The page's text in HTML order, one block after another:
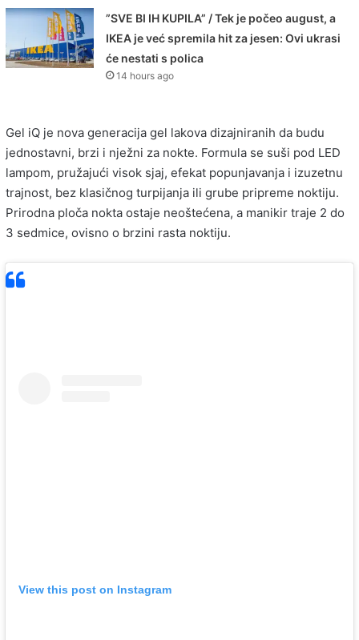
”SVE BI IH KUPILA” / Tek je počeo august, a
IKEA je već spremila hit za jesen: Ovi ukrasi
će nestati s polica
14 hours ago
Gel iQ je nova generacija gel lakova dizajniranih da budu
jednostavni, brzi i nježni za nokte. Formula se suši pod LED
lampom, pružajući visok sjaj, efekat popunjavanja i izuzetnu
trajnost, bez klasičnog turpijanja ili grube pripreme noktiju.
Prirodna ploča nokta ostaje neoštećena, a manikir traje 2 do
3 sedmice, ovisno o brzini rasta noktiju.
View this post on Instagram